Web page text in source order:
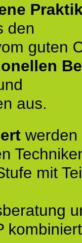
den
guten
aus.
werden
mit